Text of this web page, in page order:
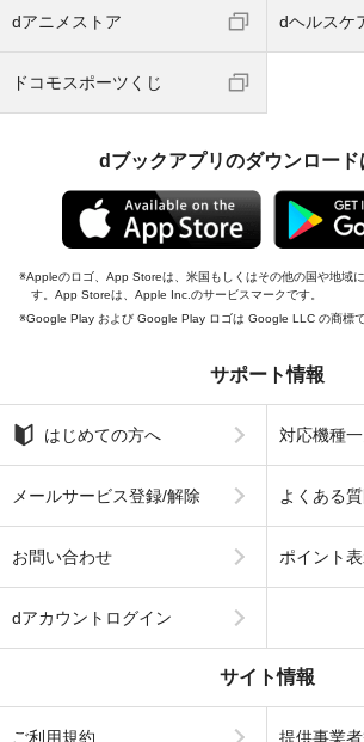
dアニメストア dヘルスケ
ドコモスポーツくじ
dブックアプリのダウンロード
Appleのロゴ、App Storeは、米国もしくはその他の国や地域
す。App Storeは、Apple Inc.のサービスマークです。
Google Play および Google Play ロゴは Google LLC の商標で
サポート情報
はじめての方へ 対応機種
メールサービス登録/解除 よくある
お問い合わせ ポイント
dアカウントログイン
サイト情報
ご利用規約 提供事業